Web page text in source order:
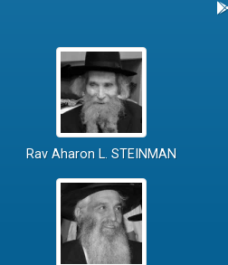
Rav Aharon L. STEINMAN